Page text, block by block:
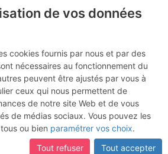
plus accessibles, manquantes ou
vous puis reconnectez-vous à votre
sommet
de Bise (le
mon appareil
d'être
de vos données
cookies fournis par nous et par des
nécessaires au fonctionnement du
peuvent être ajustés par vous à
ceux qui nous permettent de
de notre site Web et de vous
de médias sociaux. Vous pouvez les
ou bien paramétrer vos choix.
Tout refuser
Tout accepter